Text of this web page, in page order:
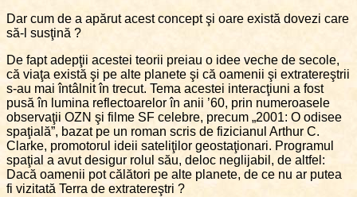
Dar cum de a apărut acest concept şi oare există dovezi care
să-l susţină ?
De fapt adepţii acestei teorii preiau o idee veche de secole,
că viaţa există şi pe alte planete şi că oamenii şi extratereştrii
s-au mai întâlnit în trecut. Tema acestei interacţiuni a fost
pusă în lumina reflectoarelor în anii ’60, prin numeroasele
observaţii OZN şi filme SF celebre, precum „2001: O odisee
spaţială”, bazat pe un roman scris de fizicianul Arthur C.
Clarke, promotorul ideii sateliţilor geostaţionari. Programul
spaţial a avut desigur rolul său, deloc neglijabil, de altfel:
Dacă oamenii pot călători pe alte planete, de ce nu ar putea
fi vizitată Terra de extratereştri ?